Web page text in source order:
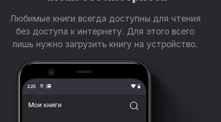
Любимые книги всегда доступны для чтения
без доступа к интернету. Для этого всего
лишь нужно загрузить книгу на устройство.